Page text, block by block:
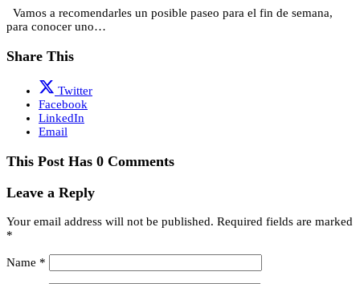
Vamos a recomendarles un posible paseo para el fin de semana,
para conocer uno…
Share This
Twitter
Facebook
LinkedIn
Email
This Post Has 0 Comments
Leave a Reply
Your email address will not be published. Required fields are marked
*
Name *